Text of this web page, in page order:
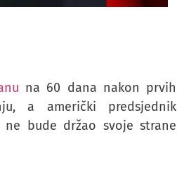
na 60 dana nakon prvih
a američki predsjednik
bude držao svoje strane